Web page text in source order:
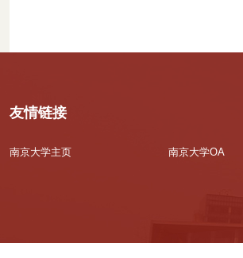
友情链接
南京大学主页 南京大学OA